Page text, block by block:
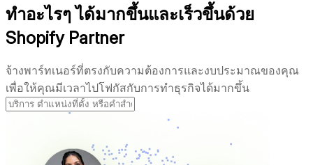
ทำอะไรๆ ได้มากขึ้นและเร็วขึ้นด้วย
Shopify Partner
จ้างพาร์ทเนอร์ที่ตรงกับความต้องการและงบประมาณของคุณ
เพื่อให้คุณมีเวลาไปโฟกัสกับการทำธุรกิจได้มากขึ้น